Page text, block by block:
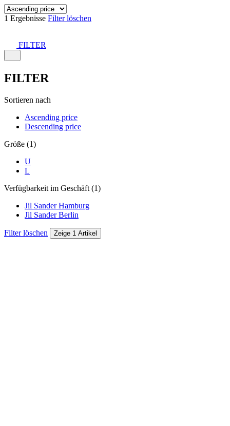
1 Ergebnisse Filter löschen
FILTER
FILTER
Sortieren nach
Ascending price
Descending price
Größe (1)
U
L
Verfügbarkeit im Geschäft (1)
Jil Sander Hamburg
Jil Sander Berlin
Filter löschen Zeige 1 Artikel